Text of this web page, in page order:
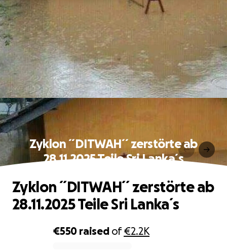
Zyklon ´´DITWAH´´ zerstörte ab
28.11.2025 Teile Sri Lanka´s
€550 raised of€2.2K
Zyklon ´´DITWAH´´ zerstörte ab
28.11.2025 Teile Sri Lanka´s